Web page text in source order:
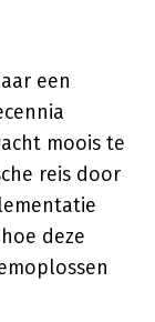
een
moois te
reis door
deze